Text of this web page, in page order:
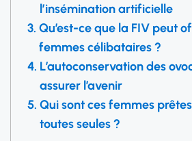
l’insémination artificielle
Qu’est-ce que la FIV peut
femmes célibataires ?
L’autoconservation des
assurer l’avenir
Qui sont ces femmes
toutes seules ?